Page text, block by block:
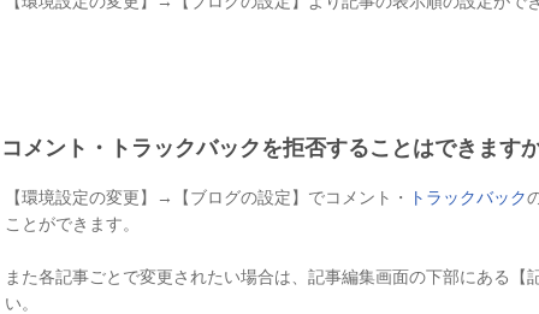
コメント・トラックバックを拒否することはできます
【環境設定の変更】→【ブログの設定】でコメント・ トラックバック
ことができます。
また各記事ごとで変更されたい場合は、記事編集画面の下部にある【
い。